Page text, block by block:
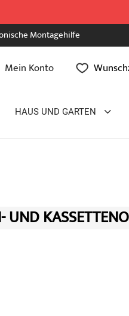
Montagehilfe
Mein Konto
HAUS UND GARTEN
UND